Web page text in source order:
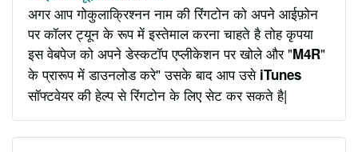
अगर आप गोकुलाक्रिश्नन नाम की रिंगटोन को अपने आईफ़ोन
पर कॉलर ट्यून के रूप में इस्तेमाल करना चाहते है तोह कृपया
इस वेबपेज को अपने डेस्कटॉप एप्लीकेशन पर खोले और "M4R"
के प्रारूप में डाउनलोड करे" उसके बाद आप उसे iTunes
सॉफ्टवेयर की हेल्प से रिंगटोन के लिए सेट कर सकते है|